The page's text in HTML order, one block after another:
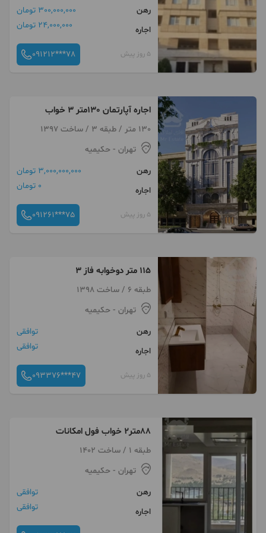
رهن
300,000,000 تومان
اجاره
24,000,000 تومان
5 روز پیش 091212***78
اجاره آپارتمان 130متر 3 خواب
130 متر / طبقه 3 / ساخت 1397
تهران - حکیمیه
رهن
3,000,000,000 تومان
اجاره
0 تومان
5 روز پیش 091261***75
۱۱۵ متر دوخوابه فاز ۳
طبقه 6 / ساخت 1398
تهران - حکیمیه
رهن
توافقی
اجاره
توافقی
5 روز پیش 093376***47
۸۸متر۲ خواب فول امکانات
طبقه 1 / ساخت 1402
تهران - حکیمیه
رهن
توافقی
اجاره
توافقی